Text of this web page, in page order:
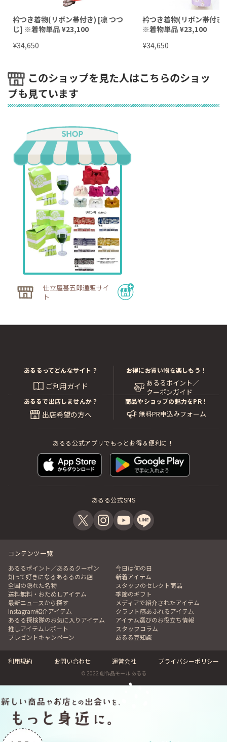
簡単半衿をつけ、ひもを2カ所結んで、帯を巻くだけ！誰
一人で簡単に着れて、着崩れしなくて、自宅で洗える着
す。リボン部分は好きな形に自由にアレンジできます！
※帯を購入したら帯締めプレゼント
（帯締めの色はショップのお見立てとなります）
衿つき着物(リボン帯付き) [凛 つつ
じ] ※着物単品 ¥23,100
¥34,650
衿つき着物(リボン帯付き
※着物単品 ¥23,100
¥34,650
このショップを見た人はこちらのショッ
プも見ています
仕立屋甚五郎通販サイ
ト
あるるってどんなサイト？
ご利用ガイド
お得にお買い物を楽しもう！
あるるポイント／
クーポンガイド
あるるで出店しませんか？
出店希望の方へ
商品やショップの魅力をPR！
無料PR申込みフォーム
あるる公式アプリでもっとお得＆便利に！
あるる公式SNS
コンテンツ一覧
あるるポイント／あるるクーポン
今日は何の日
知って好きになるあるるのお店
新着アイテム
全国の隠れた名物
スタッフのセレクト商品
送料無料・おためしアイテム
季節のギフト
最新ニュースから探す
メディアで紹介されたアイテム
Instagram紹介アイテム
クラフト感あふれるアイテム
あるる探検隊のお気に入りアイテム
アイテム選びのお役立ち情報
推しアイテムレポート
スタッフコラム
プレゼントキャンペーン
あるる豆知識
利用規約 お問い合わせ 運営会社 プライバシーポリシー
© 2022 創作品モール あるる